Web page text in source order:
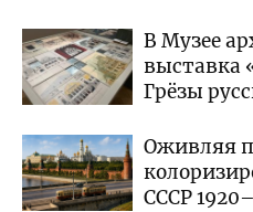
В Музее
выставка
Грёзы
Оживляя
СССР